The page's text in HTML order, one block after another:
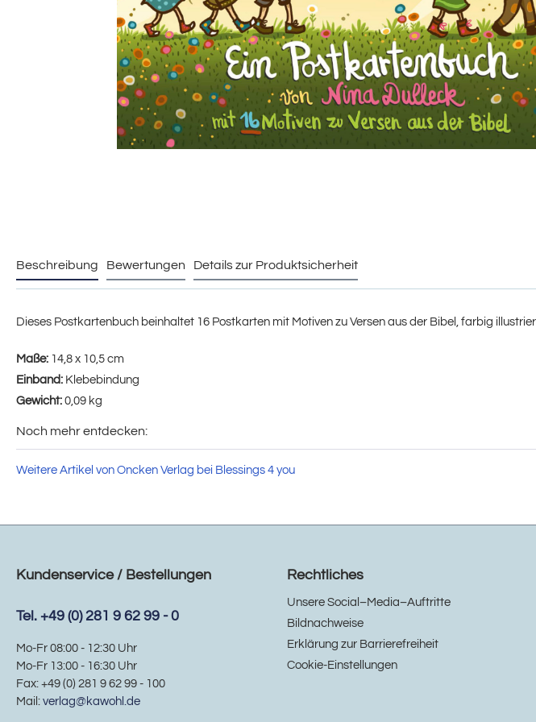
Beschreibung Bewertungen Details zur Produktsicherheit
Dieses Postkartenbuch beinhaltet 16 Postkarten mit Motiven zu Versen aus der Bibel, farbig
Maße: 14,8 x 10,5 cm
Einband: Klebebindung
Gewicht: 0,09 kg
Noch mehr entdecken:
Weitere Artikel von Oncken Verlag bei Blessings 4 you
Kundenservice / Bestellungen
Tel. +49 (0) 281 9 62 99 - 0
Mo-Fr 08:00 - 12:30 Uhr
Mo-Fr 13:00 - 16:30 Uhr
Fax: +49 (0) 281 9 62 99 - 100
Mail: verlag@kawohl.de
Rechtliches
Unsere Social–Media–Auftritte
Bildnachweise
Erklärung zur Barrierefreiheit
Cookie-Einstellungen